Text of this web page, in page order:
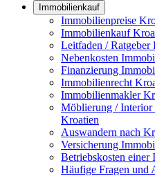
Immobilienkauf
Immobilienpreise
Immobilienkauf
Leitfaden /
Nebenkosten
Finanzierung
Immobilienrecht
Immobilienmakler
Möblierung /
Kroatien
Auswandern nach
Versicherung
Betriebskosten
Häufige Fragen und